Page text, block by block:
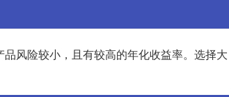
风险较小，且有较高的年化收益率。选择大